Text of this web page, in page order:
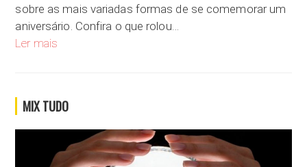
sobre as mais variadas formas de se comemorar um
aniversário. Confira o que rolou…
Ler mais
MIX TUDO